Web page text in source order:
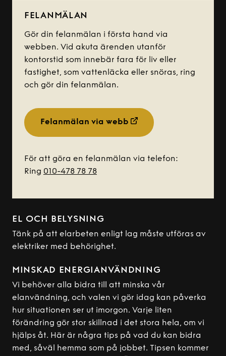
FELANMÄLAN
Gör din felanmälan i första hand via
webben. Vid akuta ärenden utanför
kontorstid som innebär fara för liv eller
fastighet, som vattenläcka eller snöras, ring
och gör din felanmälan.
Felanmälan via webb
För att göra en felanmälan via telefon:
Ring 010-478 78 78
EL OCH BELYSNING
Tänk på att elarbeten enligt lag måste utföras av
elektriker med behörighet.
MINSKAD ENERGIANVÄNDNING
Vi behöver alla bidra till att minska vår
elanvändning, och valen vi gör idag kan påverka
hur situationen ser ut imorgon. Varje liten
förändring gör stor skillnad i det stora hela, om vi
hjälps åt. Här är några tips på vad du kan bidra
med, såväl hemma som på jobbet. Tipsen kommer